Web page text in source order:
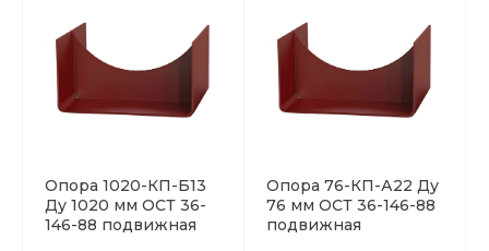
Опора 1020-КП-Б13
Ду 1020 мм ОСТ 36-
146-88 подвижная
Опора 76-КП-А22 Ду
76 мм ОСТ 36-146-88
подвижная